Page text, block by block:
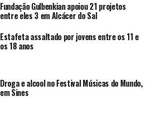
Fundação Gulbenkian apoiou 21 projetos
entre eles 3 em Alcácer do Sal
Estafeta assaltado por jovens entre os 11 e
os 18 anos
Droga e alcool no Festival Músicas do Mundo,
em Sines